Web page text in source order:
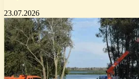
23.07.2026